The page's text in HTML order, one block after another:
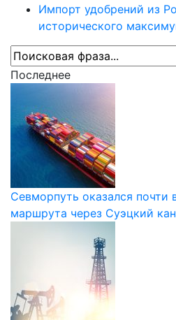
Импорт удобрений из
исторического
Последнее
Севморпуть оказался почти
маршрута через Суэцкий